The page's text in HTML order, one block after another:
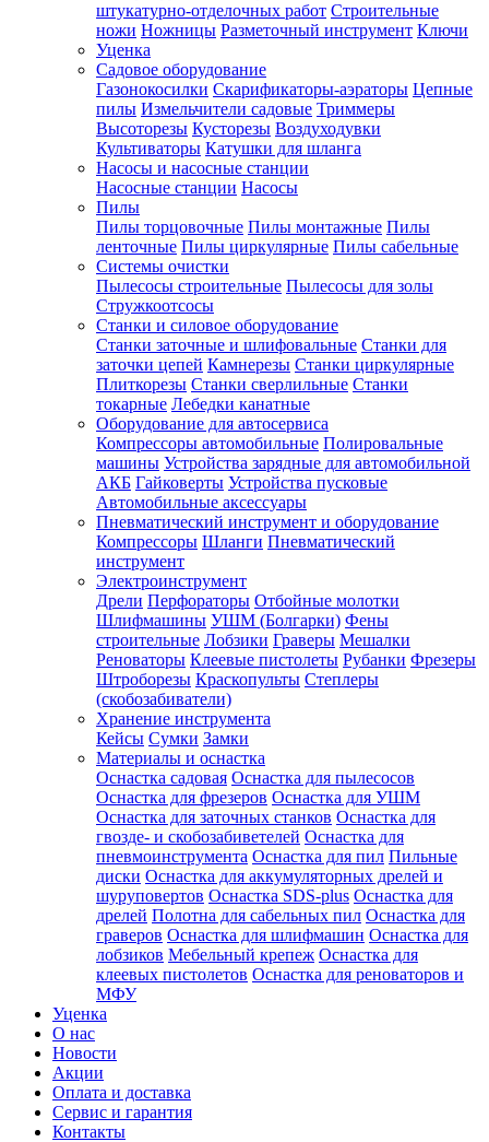
штукатурно-отделочных работ Строительные
ножи Ножницы Разметочный инструмент Ключи
Уценка
Садовое оборудование
Газонокосилки Скарификаторы-аэраторы Цепные
пилы Измельчители садовые Триммеры
Высоторезы Кусторезы Воздуходувки
Культиваторы Катушки для шланга
Насосы и насосные станции
Насосные станции Насосы
Пилы
Пилы торцовочные Пилы монтажные Пилы
ленточные Пилы циркулярные Пилы сабельные
Системы очистки
Пылесосы строительные Пылесосы для золы
Стружкоотсосы
Станки и силовое оборудование
Станки заточные и шлифовальные Станки для
заточки цепей Камнерезы Станки циркулярные
Плиткорезы Станки сверлильные Станки
токарные Лебедки канатные
Оборудование для автосервиса
Компрессоры автомобильные Полировальные
машины Устройства зарядные для автомобильной
АКБ Гайковерты Устройства пусковые
Автомобильные аксессуары
Пневматический инструмент и оборудование
Компрессоры Шланги Пневматический
инструмент
Электроинструмент
Дрели Перфораторы Отбойные молотки
Шлифмашины УШМ (Болгарки) Фены
строительные Лобзики Граверы Мешалки
Реноваторы Клеевые пистолеты Рубанки Фрезеры
Штроборезы Краскопульты Степлеры
(скобозабиватели)
Хранение инструмента
Кейсы Сумки Замки
Материалы и оснастка
Оснастка садовая Оснастка для пылесосов
Оснастка для фрезеров Оснастка для УШМ
Оснастка для заточных станков Оснастка для
гвозде- и скобозабиветелей Оснастка для
пневмоинструмента Оснастка для пил Пильные
диски Оснастка для аккумуляторных дрелей и
шуруповертов Оснастка SDS-plus Оснастка для
дрелей Полотна для сабельных пил Оснастка для
граверов Оснастка для шлифмашин Оснастка для
лобзиков Мебельный крепеж Оснастка для
клеевых пистолетов Оснастка для реноваторов и
МФУ
Уценка
О нас
Новости
Акции
Оплата и доставка
Сервис и гарантия
Контакты